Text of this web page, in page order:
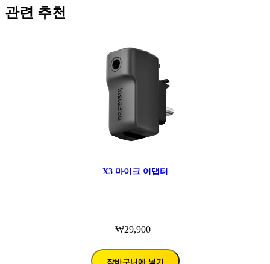
관련 추천
X3 마이크 어댑터
₩29,900
장바구니에 넣기